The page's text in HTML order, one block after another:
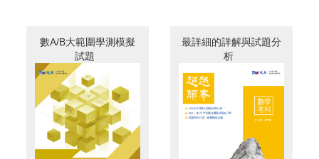
數A/B大範圍學測模擬
試題
最詳細的詳解與試題分
析